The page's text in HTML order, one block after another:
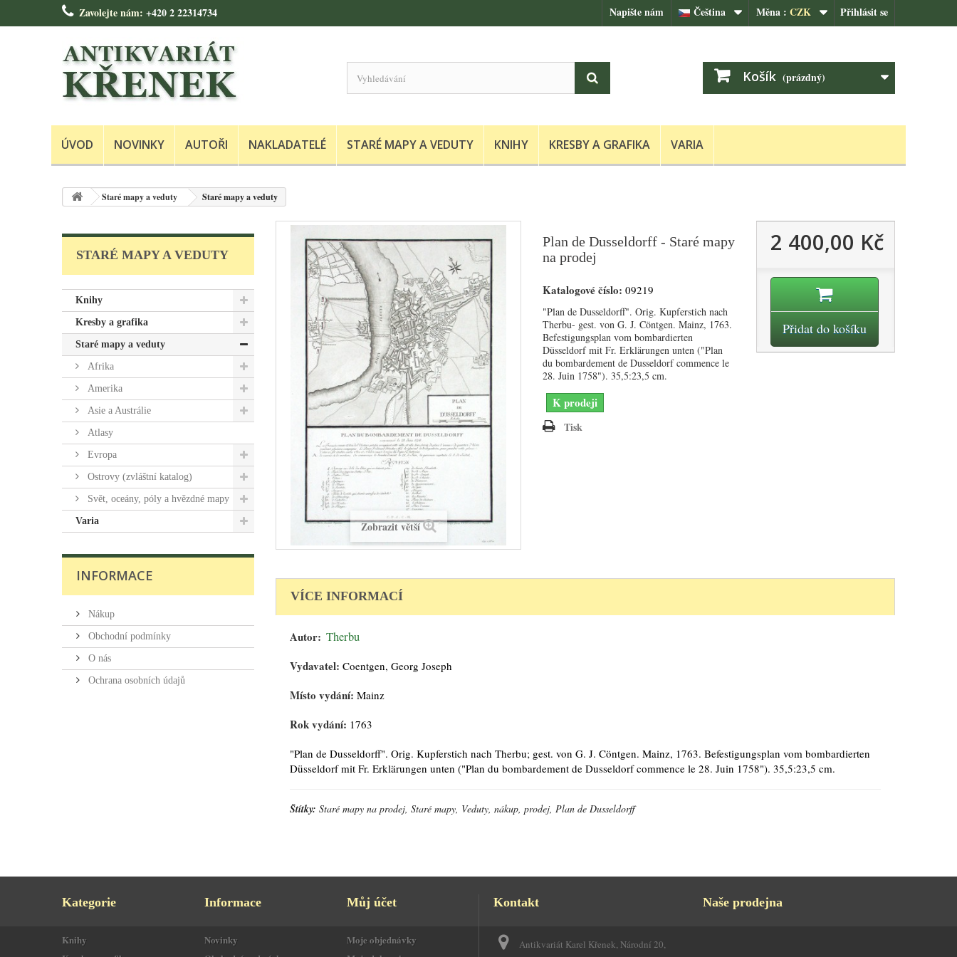
Přihlásit se
Měna : CZK
Čeština
Napište nám
Zavolejte nám: +420 2 22314734
Košík (prázdný)
ÚVOD NOVINKY AUTOŘI NAKLADATELÉ STARÉ MAPY A VEDUTY KNIHY KRESBY A GRAFIKA VARIA
Staré mapy a veduty Staré mapy a veduty
STARÉ MAPY A VEDUTY
Knihy
Kresby a grafika
Staré mapy a veduty
Afrika
Amerika
Asie a Austrálie
Atlasy
Evropa
Ostrovy (zvláštní katalog)
Svět, oceány, póly a hvězdné mapy
Varia
INFORMACE
Nákup
Obchodní podmínky
O nás
Ochrana osobních údajů
Zobrazit větší
Plan de Dusseldorff - Staré mapy
na prodej
Katalogové číslo: 09219
"Plan de Dusseldorff". Orig. Kupferstich nach
Therbu- gest. von G. J. Cöntgen. Mainz, 1763.
Befestigungsplan vom bombardierten
Düsseldorf mit Fr. Erklärungen unten ("Plan
du bombardement de Dusseldorf commence le
28. Juin 1758"). 35,5:23,5 cm.
K prodeji
Tisk
2 400,00 Kč
Přidat do košíku
VÍCE INFORMACÍ
Autor: Therbu
Vydavatel: Coentgen, Georg Joseph
Místo vydání: Mainz
Rok vydání: 1763
"Plan de Dusseldorff". Orig. Kupferstich nach Therbu; gest. von G. J. Cöntgen. Mainz, 1763. Befestigungsplan vom bombardierten
Düsseldorf mit Fr. Erklärungen unten ("Plan du bombardement de Dusseldorf commence le 28. Juin 1758"). 35,5:23,5 cm.
Štítky: Staré mapy na prodej, Staré mapy, Veduty, nákup, prodej, Plan de Dusseldorff
Kategorie
Knihy
Informace
Novinky
Můj účet
Moje objednávky
Kontakt
Antikvariát Karel Křenek, Národní 20,
Naše prodejna